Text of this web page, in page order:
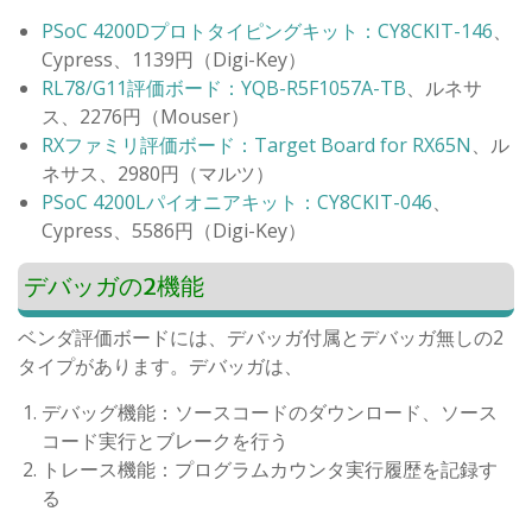
PSoC 4200Dプロトタイピングキット：CY8CKIT-146、
Cypress、1139円（Digi-Key）
RL78/G11評価ボード：YQB-R5F1057A-TB、ルネサ
ス、2276円（Mouser）
RXファミリ評価ボード：Target Board for RX65N、ル
ネサス、2980円（マルツ）
PSoC 4200Lパイオニアキット：CY8CKIT-046、
Cypress、5586円（Digi-Key）
デバッガの2機能
ベンダ評価ボードには、デバッガ付属とデバッガ無しの2
タイプがあります。デバッガは、
デバッグ機能：ソースコードのダウンロード、ソース
コード実行とブレークを行う
トレース機能：プログラムカウンタ実行履歴を記録す
る